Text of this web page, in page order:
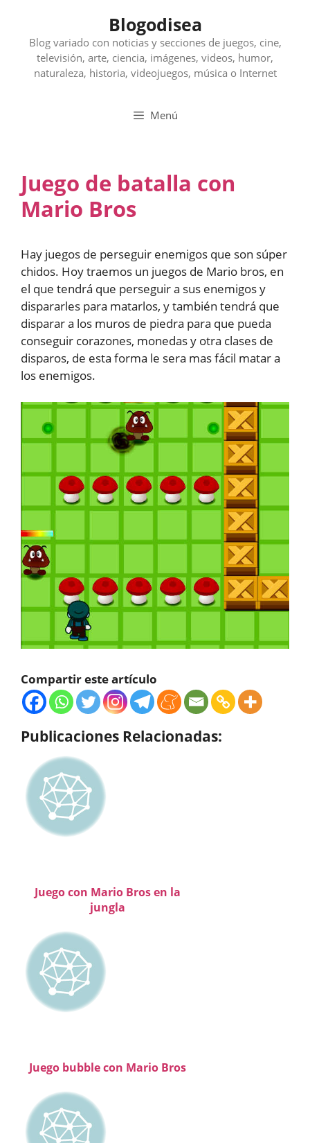
contenido
Blogodisea
Blog variado con noticias y secciones de juegos, cine,
televisión, arte, ciencia, imágenes, videos, humor,
naturaleza, historia, videojuegos, música o Internet
Menú
Juego de batalla con
Mario Bros
Hay juegos de perseguir enemigos que son súper
chidos. Hoy traemos un juegos de Mario bros, en
el que tendrá que perseguir a sus enemigos y
dispararles para matarlos, y también tendrá que
disparar a los muros de piedra para que pueda
conseguir corazones, monedas y otra clases de
disparos, de esta forma le sera mas fácil matar a
los enemigos.
Compartir este artículo
Publicaciones Relacionadas:
Juego con Mario Bros en la
jungla
Juego bubble con Mario Bros